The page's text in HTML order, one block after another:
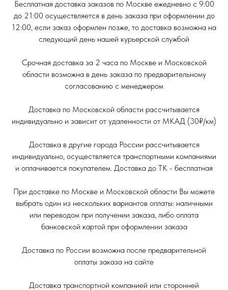
Бесплатная доставка заказов по Москве ежедневно с 9:00
до 21:00 осуществляется в день заказа при оформлении до
12:00, если заказ оформлен позже, то доставка возможна на
следующий день нашей курьерской службой
Срочная доставка за 2 часа по Москве и Московской
области возможна в день заказа по предварительному
согласованию с менеджером
Доставка по Московской области рассчитывается
индивидуально и зависит от удаленности от МКАД (30₽/км)
Доставка в другие города России рассчитывается
индивидуально, осуществляется транспортными компаниями
и оплачивается покупателем. Доставка до ТК - бесплатная
При доставке по Москве и Московской области Вы можете
выбрать один из нескольких вариантов оплаты: наличными
или переводом при получении заказа, либо оплата
банковской картой при оформлении заказа
Доставка по России возможна после предварительной
оплаты заказа на сайте
Доставка транспортной компанией или сторонней